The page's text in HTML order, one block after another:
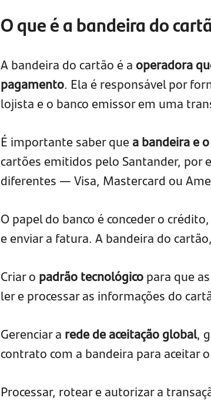
O que é a bandeira do
A bandeira do cartão é a operadora
pagamento. Ela é responsável por
lojista e o banco emissor em uma
É importante saber quea bandeira e
cartões emitidos pelo Santander, por
diferentes — Visa, Mastercard ou
O papel do banco é conceder o
e enviar a fatura. A bandeira do
Criar o padrão tecnológicopara que
ler e processar as informações do
Gerenciar a rede de aceitação global,
contrato com a bandeira para aceitar
Processar, rotear e autorizar a